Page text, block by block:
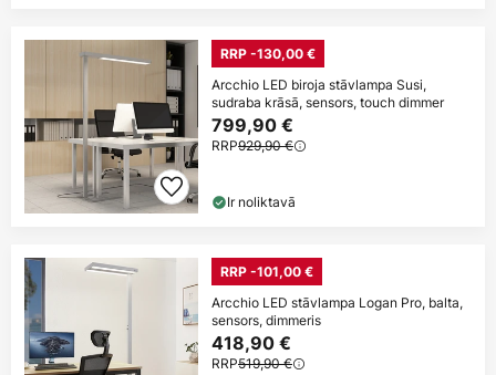
RRP -130,00 €
Arcchio LED biroja stāvlampa Susi,
sudraba krāsā, sensors, touch dimmer
799,90 €
RRP929,90 €
Ir noliktavā
RRP -101,00 €
Arcchio LED stāvlampa Logan Pro, balta,
sensors, dimmeris
418,90 €
RRP519,90 €